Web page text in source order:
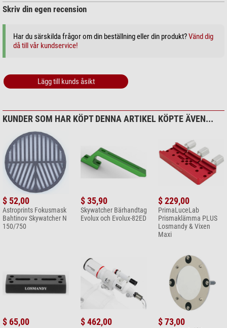
Skriv din egen recension
Har du särskilda frågor om din beställning eller din produkt?Vänd dig
då till vår kundservice!
Lägg till kunds åsikt
KUNDER SOM HAR KÖPT DENNA ARTIKEL KÖPTE ÄVEN...
$ 52,00
Astroprints Fokusmask
Bahtinov Skywatcher N
150/750
$ 35,90
Skywatcher Bärhandtag
Evolux och Evolux-82ED
$ 229,00
PrimaLuceLab
Prismaklämma PLUS
Losmandy & Vixen
Maxi
$ 65,00 $ 462,00 $ 73,00